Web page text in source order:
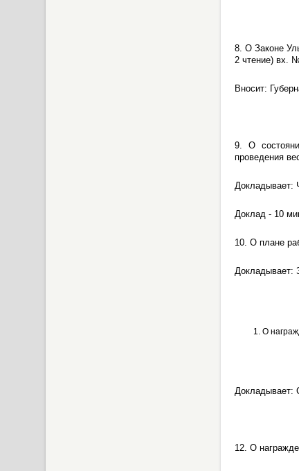
8. О Законе
2 чтение) вх.
Вносит:
9. О
проведения
Докладывает:
Доклад - 10
10. О плане
Докладывает:
О
Докладывает:
12. О